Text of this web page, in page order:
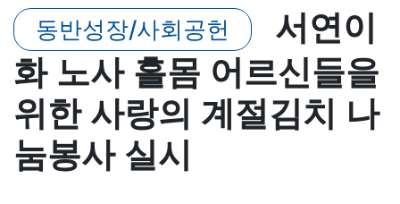
동반성장/사회공헌
서연이
화 노사 홀몸 어르신들을
위한 사랑의 계절김치 나
눔봉사 실시